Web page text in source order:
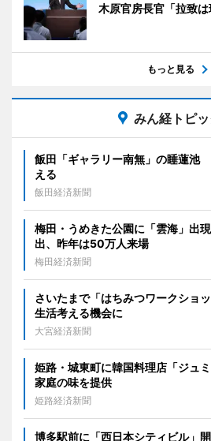
木原官房長官「拉致は
もっと見る
みん経トピ
飯田「ギャラリー南無」の睡蓮池
える
飯田経済新聞
梅田・うめきた公園に「雲海」出
出、昨年は50万人来場
梅田経済新聞
さいたまで「はちみつワークショ
生活考える機会に
大宮経済新聞
姫路・城東町に韓国料理店「ジュ
家庭の味を提供
姫路経済新聞
博多駅前に「西日本シティビル」